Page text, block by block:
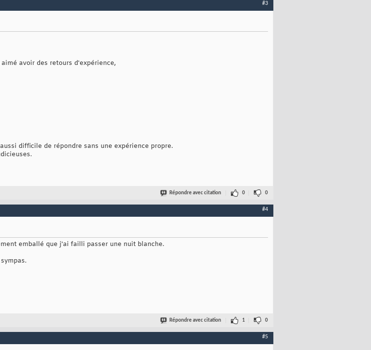
#3
avoir des retours d'expérience,
difficile de répondre sans une expérience propre.
Répondre avec citation 0 0
#4
emballé que j'ai failli passer une nuit blanche.
Répondre avec citation 1 0
#5